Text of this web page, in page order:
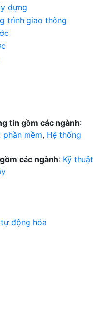
dựng
trình giao thông
tin gồm các ngành:
phần mềm, Hệ thống
các ngành: Kỹ thuật
động hóa